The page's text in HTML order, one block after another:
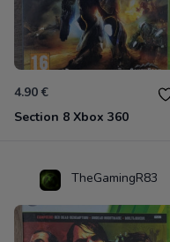
4.90 €
Section 8 Xbox 360
TheGamingR83